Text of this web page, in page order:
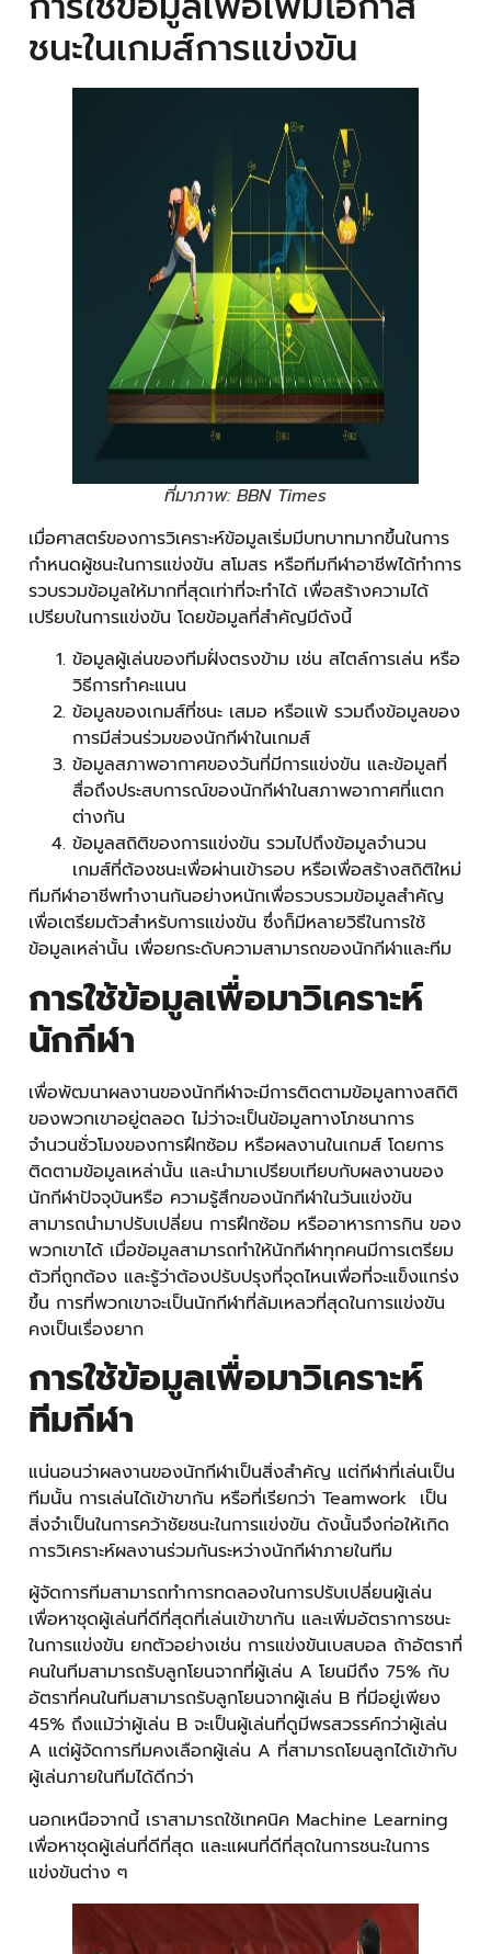
ชนะในเกมส์การแข่งขัน
ที่มาภาพ: BBN Times
เมื่อศาสตร์ของการวิเคราะห์ข้อมูลเริ่มมีบทบาทมากขึ้นในการ
กำหนดผู้ชนะในการแข่งขัน สโมสร หรือทีมกีฬาอาชีพได้ทำการ
รวบรวมข้อมูลให้มากที่สุดเท่าที่จะทำได้ เพื่อสร้างความได้
เปรียบในการแข่งขัน โดยข้อมูลที่สำคัญมีดังนี้
ข้อมูลผู้เล่นของทีมฝั่งตรงข้าม เช่น สไตล์การเล่น หรือ
วิธีการทำคะแนน
ข้อมูลของเกมส์ที่ชนะ เสมอ หรือแพ้ รวมถึงข้อมูลของ
การมีส่วนร่วมของนักกีฬาในเกมส์
ข้อมูลสภาพอากาศของวันที่มีการแข่งขัน และข้อมูลที่
สื่อถึงประสบการณ์ของนักกีฬาในสภาพอากาศที่แตก
ต่างกัน
ข้อมูลสถิติของการแข่งขัน รวมไปถึงข้อมูลจำนวน
เกมส์ที่ต้องชนะเพื่อผ่านเข้ารอบ หรือเพื่อสร้างสถิติใหม่
ทีมกีฬาอาชีพทำงานกันอย่างหนักเพื่อรวบรวมข้อมูลสำคัญ
เพื่อเตรียมตัวสำหรับการแข่งขัน ซึ่งก็มีหลายวิธีในการใช้
ข้อมูลเหล่านั้น เพื่อยกระดับความสามารถของนักกีฬาและทีม
การใช้ข้อมูลเพื่อมาวิเคราะห์
นักกีฬา
เพื่อพัฒนาผลงานของนักกีฬาจะมีการติดตามข้อมูลทางสถิติ
ของพวกเขาอยู่ตลอด ไม่ว่าจะเป็นข้อมูลทางโภชนาการ
จำนวนชั่วโมงของการฝึกซ้อม หรือผลงานในเกมส์ โดยการ
ติดตามข้อมูลเหล่านั้น และนำมาเปรียบเทียบกับผลงานของ
นักกีฬาปัจจุบันหรือ ความรู้สึกของนักกีฬาในวันแข่งขัน
สามารถนำมาปรับเปลี่ยน การฝึกซ้อม หรืออาหารการกิน ของ
พวกเขาได้ เมื่อข้อมูลสามารถทำให้นักกีฬาทุกคนมีการเตรียม
ตัวที่ถูกต้อง และรู้ว่าต้องปรับปรุงที่จุดไหนเพื่อที่จะแข็งแกร่ง
ขึ้น การที่พวกเขาจะเป็นนักกีฬาที่ล้มเหลวที่สุดในการแข่งขัน
คงเป็นเรื่องยาก
การใช้ข้อมูลเพื่อมาวิเคราะห์
ทีมกีฬา
แน่นอนว่าผลงานของนักกีฬาเป็นสิ่งสำคัญ แต่กีฬาที่เล่นเป็น
ทีมนั้น การเล่นได้เข้าขากัน หรือที่เรียกว่า Teamwork เป็น
สิ่งจำเป็นในการคว้าชัยชนะในการแข่งขัน ดังนั้นจึงก่อให้เกิด
การวิเคราะห์ผลงานร่วมกันระหว่างนักกีฬาภายในทีม
ผู้จัดการทีมสามารถทำการทดลองในการปรับเปลี่ยนผู้เล่น
เพื่อหาชุดผู้เล่นที่ดีที่สุดที่เล่นเข้าขากัน และเพิ่มอัตราการชนะ
ในการแข่งขัน ยกตัวอย่างเช่น การแข่งขันเบสบอล ถ้าอัตราที่
คนในทีมสามารถรับลูกโยนจากที่ผู้เล่น A โยนมีถึง 75% กับ
อัตราที่คนในทีมสามารถรับลูกโยนจากผู้เล่น B ที่มีอยู่เพียง
45% ถึงแม้ว่าผู้เล่น B จะเป็นผู้เล่นที่ดูมีพรสวรรค์กว่าผู้เล่น
A แต่ผู้จัดการทีมคงเลือกผู้เล่น A ที่สามารถโยนลูกได้เข้ากับ
ผู้เล่นภายในทีมได้ดีกว่า
นอกเหนือจากนี้ เราสามารถใช้เทคนิค Machine Learning
เพื่อหาชุดผู้เล่นที่ดีที่สุด และแผนที่ดีที่สุดในการชนะในการ
แข่งขันต่าง ๆ